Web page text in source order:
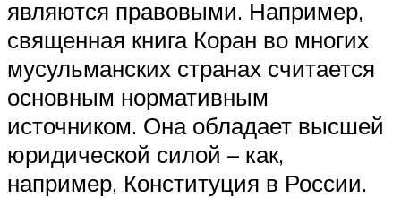
являются правовыми. Например,
священная книга Коран во многих
мусульманских странах считается
основным нормативным
источником. Она обладает высшей
юридической силой – как,
например, Конституция в России.